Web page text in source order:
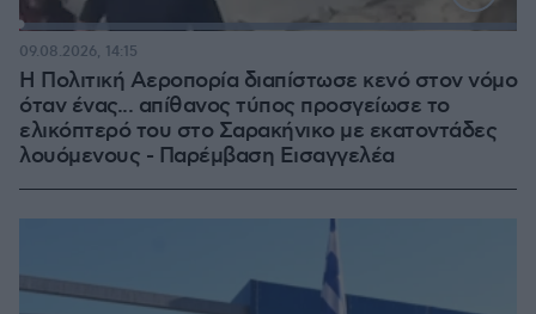
:
Η Πολιτική Αεροπορία διαπίστωσε κενό στον νόμο
όταν ένας... απίθανος τύπος προσγείωσε το
ελικόπτερό του στο Σαρακήνικο με εκατοντάδες
λουόμενους - Παρέμβαση Εισαγγελέα
09.08.2026, 14:15